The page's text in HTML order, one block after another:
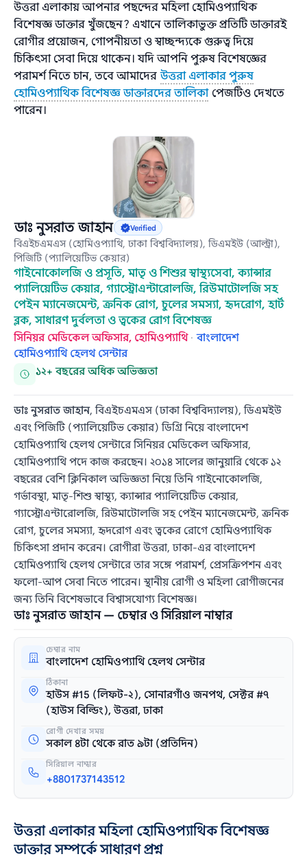
উত্তরা এলাকায় আপনার পছন্দের মহিলা হোমিওপ্যাথিক
বিশেষজ্ঞ ডাক্তার খুঁজছেন? এখানে তালিকাভুক্ত প্রতিটি ডাক্তারই
রোগীর প্রয়োজন, গোপনীয়তা ও স্বাচ্ছন্দ্যকে গুরুত্ব দিয়ে
চিকিৎসা সেবা দিয়ে থাকেন। যদি আপনি পুরুষ বিশেষজ্ঞের
পরামর্শ নিতে চান, তবে আমাদেরউত্তরা এলাকার পুরুষ
হোমিওপ্যাথিক বিশেষজ্ঞ ডাক্তারদের তালিকা পেজটিও দেখতে
পারেন।
ডাঃ নুসরাত জাহান Verified
বিএইচএমএস (হোমিওপ্যাথি, ঢাকা বিশ্ববিদ্যালয়), ডিএমইউ (আল্ট্রা),
পিজিটি (প্যালিয়েটিভ কেয়ার)
গাইনোকোলজি ও প্রসূতি, মাতৃ ও শিশুর স্বাস্থ্যসেবা, ক্যান্সার
প্যালিয়েটিভ কেয়ার, গ্যাস্ট্রোএন্টারোলজি, রিউমাটোলজি সহ
পেইন ম্যানেজমেন্ট, ক্রনিক রোগ, চুলের সমস্যা, হৃদরোগ, হার্ট
ব্লক, সাধারণ দুর্বলতা ও ত্বকের রোগ বিশেষজ্ঞ
সিনিয়র মেডিকেল অফিসার, হোমিওপ্যাথি ·বাংলাদেশ
হোমিওপ্যাথি হেলথ সেন্টার
১২+ বছরের অধিক অভিজ্ঞতা
ডাঃ নুসরাত জাহান, বিএইচএমএস (ঢাকা বিশ্ববিদ্যালয়), ডিএমইউ
এবং পিজিটি (প্যালিয়েটিভ কেয়ার) ডিগ্রি নিয়ে বাংলাদেশ
হোমিওপ্যাথি হেলথ সেন্টারে সিনিয়র মেডিকেল অফিসার,
হোমিওপ্যাথি পদে কাজ করছেন। ২০১৪ সালের জানুয়ারি থেকে ১২
বছরের বেশি ক্লিনিকাল অভিজ্ঞতা নিয়ে তিনি গাইনোকোলজি,
গর্ভাবস্থা, মাতৃ‑শিশু স্বাস্থ্য, ক্যান্সার প্যালিয়েটিভ কেয়ার,
গ্যাস্ট্রোএন্টারোলজি, রিউমাটোলজি সহ পেইন ম্যানেজমেন্ট, ক্রনিক
রোগ, চুলের সমস্যা, হৃদরোগ এবং ত্বকের রোগে হোমিওপ্যাথিক
চিকিৎসা প্রদান করেন। রোগীরা উত্তরা, ঢাকা‑এর বাংলাদেশ
হোমিওপ্যাথি হেলথ সেন্টারে তার সঙ্গে পরামর্শ, প্রেসক্রিপশন এবং
ফলো‑আপ সেবা নিতে পারেন। স্থানীয় রোগী ও মহিলা রোগীজনের
জন্য তিনি বিশেষভাবে বিশ্বাসযোগ্য বিশেষজ্ঞ।
ডাঃ নুসরাত জাহান — চেম্বার ও সিরিয়াল নাম্বার
চেম্বার নাম
বাংলাদেশ হোমিওপ্যাথি হেলথ সেন্টার
ঠিকানা
হাউস #15 (লিফট-২), সোনারগাঁও জনপথ, সেক্টর #৭
(হাউস বিল্ডিং), উত্তরা, ঢাকা
রোগী দেখার সময়
সকাল ৪টা থেকে রাত ৯টা (প্রতিদিন)
সিরিয়াল নাম্বার
+8801737143512
উত্তরা এলাকার মহিলা হোমিওপ্যাথিক বিশেষজ্ঞ
ডাক্তার সম্পর্কে সাধারণ প্রশ্ন